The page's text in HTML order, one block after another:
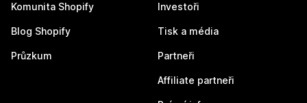
Komunita Shopify
Blog Shopify
Průzkum
Investoři
Tisk a média
Partneři
Affiliate partneři